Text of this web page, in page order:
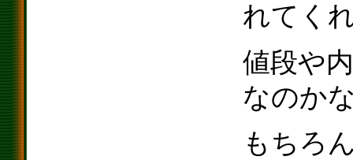
れてく
値段や
なのか
もちろ